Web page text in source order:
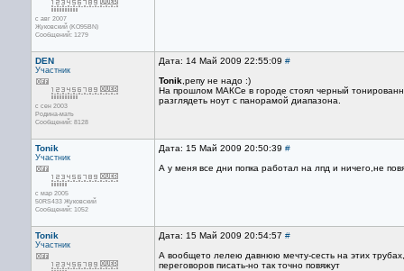
с авг 2007
Жуковский (KO95BN)
Сообщений: 1279
DEN
Участник
с сен 2003
Родина-мать
Сообщений: 8128
Дата: 14 Май 2009 22:55:09 #
Tonik ,репу не надо :)
На прошлом МАКСе в городе стоял черный
разглядеть ноут с панорамой диапазона.
Tonik
Участник
с мар 2005
50RS433 Жуковский
Сообщений: 1052
Дата: 15 Май 2009 20:50:39 #
А у меня все дни попка работал на лпд и ничего,не
Tonik
Участник
Дата: 15 Май 2009 20:54:57 #
А вообщето лелею давнюю мечту-сесть на этих
переговоров писать-но так точно повяжут